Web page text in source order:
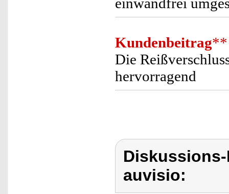
Kundenbeitrag**
Die
hervorragend
auvisio: